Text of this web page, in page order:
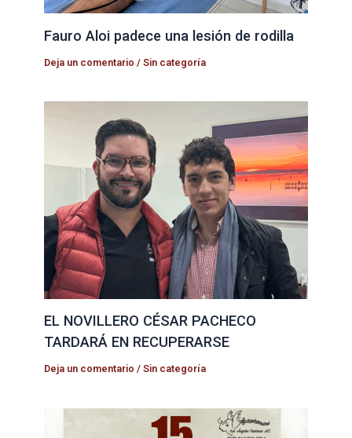
Fauro Aloi padece una lesión de rodilla
Deja un comentario /Sin categoría
EL NOVILLERO CÉSAR PACHECO
TARDARÁ EN RECUPERARSE
Deja un comentario /Sin categoría